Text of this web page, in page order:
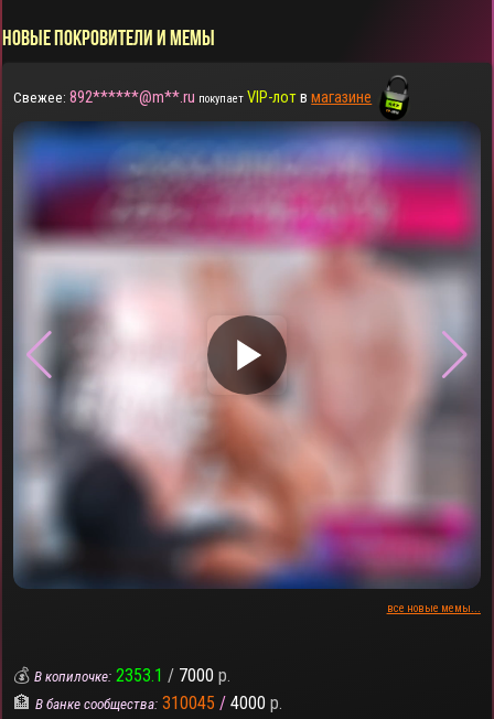
НОВЫЕ ПОКРОВИТЕЛИ И МЕМЫ
Свежее: 892******@m**.ru покупает VIP-лотвмагазине
▶
все новые мемы...
💰В копилочке: 2353.1 / 7000 р.
🏦В банке сообщества: 310045 / 4000 р.